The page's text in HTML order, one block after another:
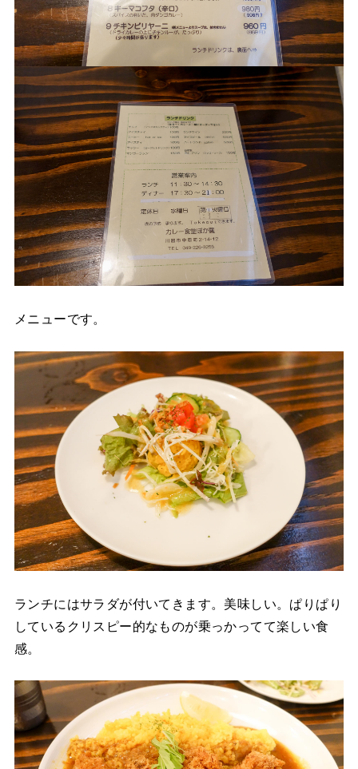
メニューです。
ランチにはサラダが付いてきます。美味しい。ぱりぱり
しているクリスピー的なものが乗っかってて楽しい食
感。